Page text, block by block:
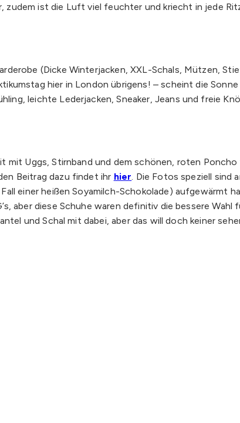
zudem ist die Luft viel feuchter und kriecht in jede
(Dicke Winterjacken, XXL-Schals, Mützen,
hier in London übrigens! – scheint die
leichte Lederjacken, Sneaker, Jeans und freie
Uggs, Stirnband und dem schönen, roten
Beitrag dazu findet ihr hier. Die Fotos speziell sind
einer heißen Soyamilch-Schokolade) aufgewärmt
aber diese Schuhe waren definitiv die bessere
und Schal mit dabei, aber das will doch keiner